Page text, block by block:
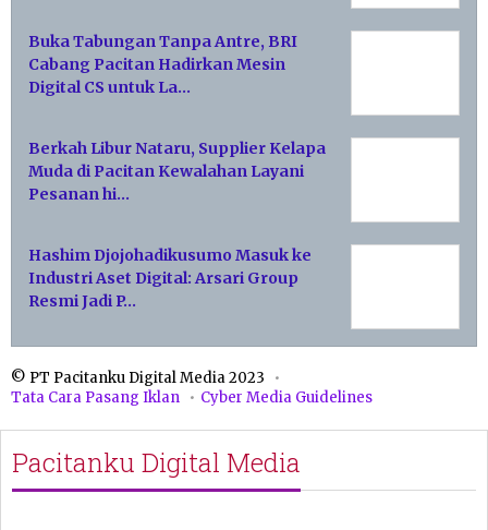
Buka Tabungan Tanpa Antre, BRI
Cabang Pacitan Hadirkan Mesin
Digital CS untuk La…
Berkah Libur Nataru, Supplier Kelapa
Muda di Pacitan Kewalahan Layani
Pesanan hi…
Hashim Djojohadikusumo Masuk ke
Industri Aset Digital: Arsari Group
Resmi Jadi P…
© PT Pacitanku Digital Media 2023
Tata Cara Pasang Iklan
Cyber Media Guidelines
Pacitanku Digital Media